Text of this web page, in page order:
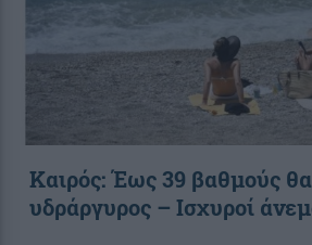
Καιρός: Έως 39 βαθμούς θα
υδράργυρος – Ισχυροί